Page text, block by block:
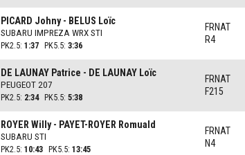
PICARD Johny - BELUS Loïc
SUBARU IMPREZA WRX STI
PK2.5: 1:37 PK5.5:3:36
FRNAT
R4
DE LAUNAY Patrice - DE LAUNAY Loïc
PEUGEOT 207
PK2.5: 2:34 PK5.5:5:38
FRNAT
F215
ROYER Willy - PAYET-ROYER Romuald
SUBARU STI
PK2.5: 10:43 PK5.5:13:45
FRNAT
N4